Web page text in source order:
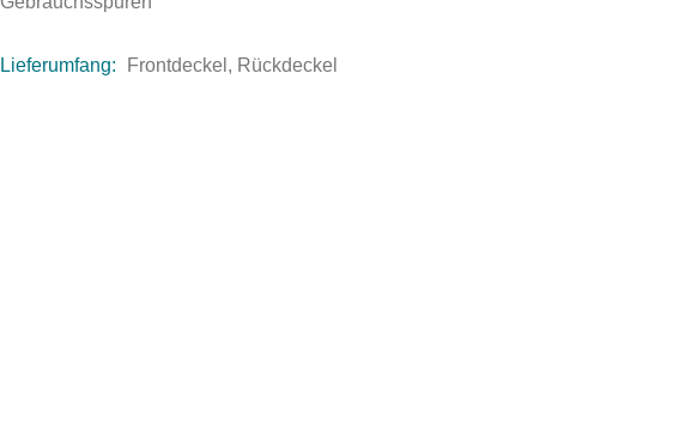
Lieferumfang: Frontdeckel, Rückdeckel